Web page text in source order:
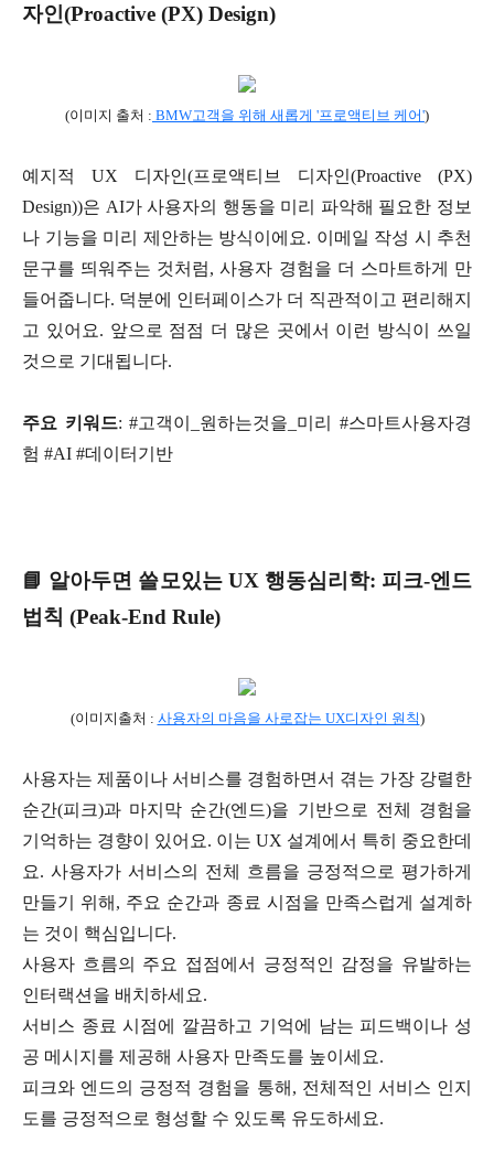
자인(Proactive (PX) Design)
(이미지 출처 : BMW고객을 위해 새롭게 '프로액티브 케어')
예지적 UX 디자인(프로액티브 디자인(Proactive (PX)
Design))은 AI가 사용자의 행동을 미리 파악해 필요한 정보
나 기능을 미리 제안하는 방식이에요. 이메일 작성 시 추천
문구를 띄워주는 것처럼, 사용자 경험을 더 스마트하게 만
들어줍니다. 덕분에 인터페이스가 더 직관적이고 편리해지
고 있어요. 앞으로 점점 더 많은 곳에서 이런 방식이 쓰일
것으로 기대됩니다.
주요 키워드: #고객이_원하는것을_미리 #스마트사용자경
험 #AI #데이터기반
📘 알아두면 쓸모있는 UX 행동심리학: 피크-엔드
법칙 (Peak-End Rule)
(이미지출처 : 사용자의 마음을 사로잡는 UX디자인 원칙)
사용자는 제품이나 서비스를 경험하면서 겪는 가장 강렬한
순간(피크)과 마지막 순간(엔드)을 기반으로 전체 경험을
기억하는 경향이 있어요. 이는 UX 설계에서 특히 중요한데
요. 사용자가 서비스의 전체 흐름을 긍정적으로 평가하게
만들기 위해, 주요 순간과 종료 시점을 만족스럽게 설계하
는 것이 핵심입니다.
사용자 흐름의 주요 접점에서 긍정적인 감정을 유발하는
인터랙션을 배치하세요.
서비스 종료 시점에 깔끔하고 기억에 남는 피드백이나 성
공 메시지를 제공해 사용자 만족도를 높이세요.
피크와 엔드의 긍정적 경험을 통해, 전체적인 서비스 인지
도를 긍정적으로 형성할 수 있도록 유도하세요.